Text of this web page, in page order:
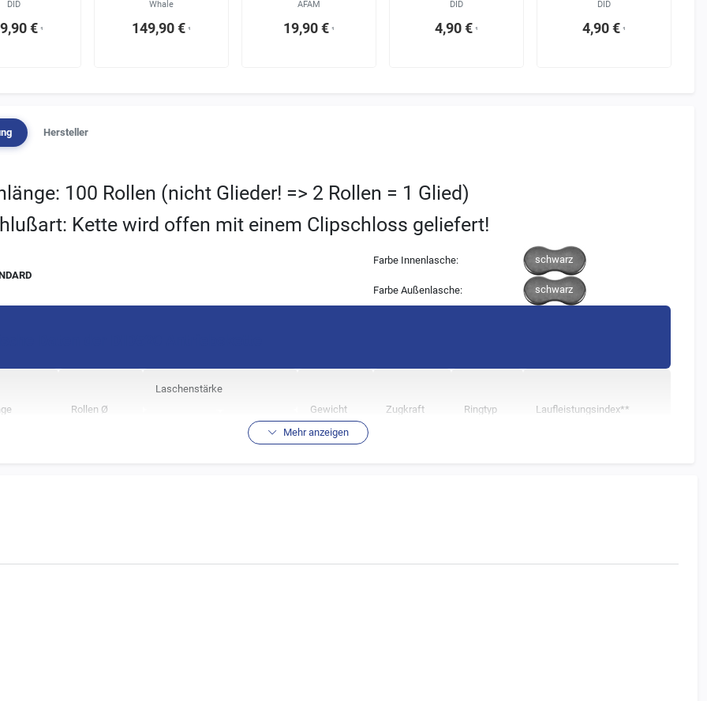
DID
€ ¹
Whale
149,90 € ¹
AFAM
19,90 € ¹
DID
4,90 € ¹
DID
4,90 € ¹
Hersteller
100 Rollen (nicht Glieder! => 2 Rollen = 1 Glied)
Kette wird offen mit einem Clipschloss geliefert!
Farbe Innenlasche: schwarz
Farbe Außenlasche: schwarz
Rollen Ø
Laschenstärke
Gewicht
Zugkraft Ringtyp
Laufleistungsindex**
außen Mehr anzeigen